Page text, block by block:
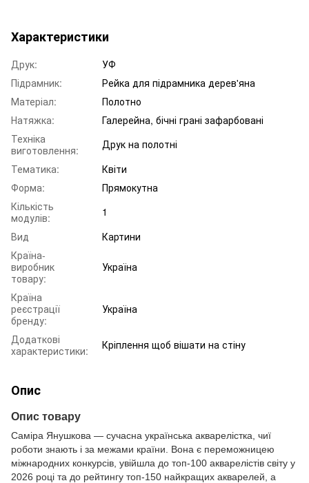
Характеристики
Друк:
УФ
Підрамник:
Рейка для підрамника дерев'яна
Матеріал:
Полотно
Натяжка:
Галерейна, бічні грані зафарбовані
Техніка
виготовлення:
Друк на полотні
Тематика:
Квіти
Форма:
Прямокутна
Кількість
модулів:
1
Вид
Картини
Країна-
виробник
товару:
Україна
Країна
реєстрації
бренду:
Україна
Додаткові
характеристики:
Кріплення щоб вішати на стіну
Опис
Опис товару
Саміра Янушкова — сучасна українська акварелістка, чиї
роботи знають і за межами країни. Вона є переможницею
міжнародних конкурсів, увійшла до топ-100 акварелістів світу у
2026 році та до рейтингу топ-150 найкращих акварелей, а